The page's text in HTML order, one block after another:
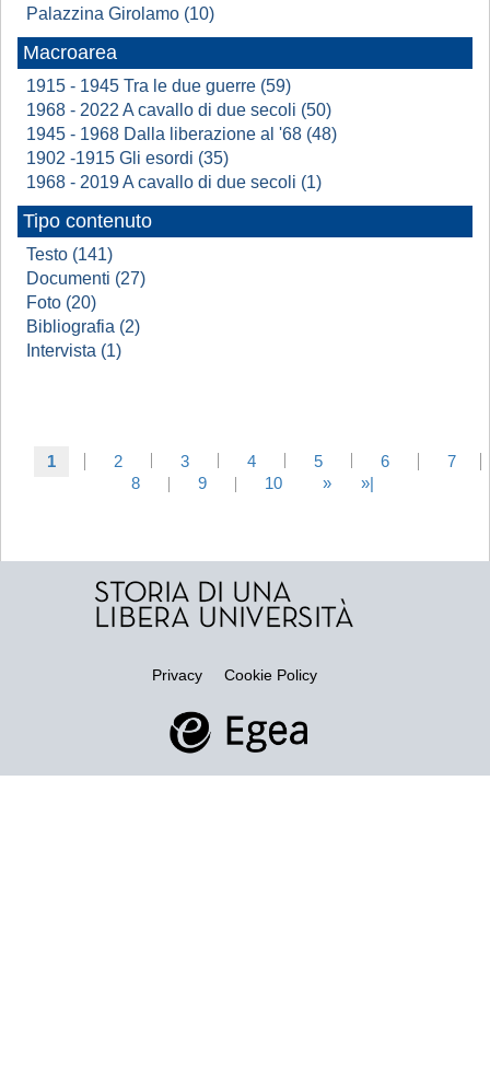
Palazzina Girolamo (10)
Macroarea
1915 - 1945 Tra le due guerre (59)
1968 - 2022 A cavallo di due secoli (50)
1945 - 1968 Dalla liberazione al '68 (48)
1902 -1915 Gli esordi (35)
1968 - 2019 A cavallo di due secoli (1)
Tipo contenuto
Testo (141)
Documenti (27)
Foto (20)
Bibliografia (2)
Intervista (1)
1 2 3 4 5 6
7
8
9 10 » »|
Privacy Cookie Policy